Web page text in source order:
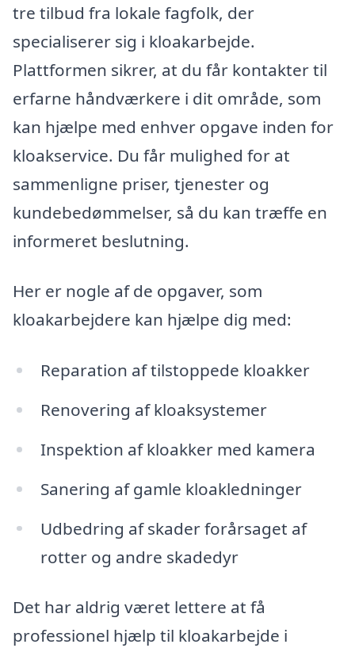
tre tilbud fra lokale fagfolk, der
specialiserer sig i kloakarbejde.
Plattformen sikrer, at du får kontakter til
erfarne håndværkere i dit område, som
kan hjælpe med enhver opgave inden for
kloakservice. Du får mulighed for at
sammenligne priser, tjenester og
kundebedømmelser, så du kan træffe en
informeret beslutning.
Her er nogle af de opgaver, som
kloakarbejdere kan hjælpe dig med:
Reparation af tilstoppede kloakker
Renovering af kloaksystemer
Inspektion af kloakker med kamera
Sanering af gamle kloakledninger
Udbedring af skader forårsaget af
rotter og andre skadedyr
Det har aldrig været lettere at få
professionel hjælp til kloakarbejde i